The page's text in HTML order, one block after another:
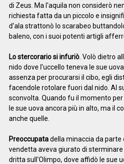
di Zeus. Ma l'aquila non considerò
richiesta fatta da un piccolo e
d'ala strattonò lo scarabeo
baleno, con i suoi potenti artigli
Lo stercorario si infuriò. Volò dietro
nido dove l'uccello teneva le sue
assenza per procurarsi il cibo, egli
facendole rotolare fuori dal nido. Al
sconvolta. Quando fu il momento
le sue uova ancora più in alto, ma il
anche quelle.
Preoccupatadella minaccia da parte
vendetta aveva giurato di
dritta sull'Olimpo, dove affidò le sue